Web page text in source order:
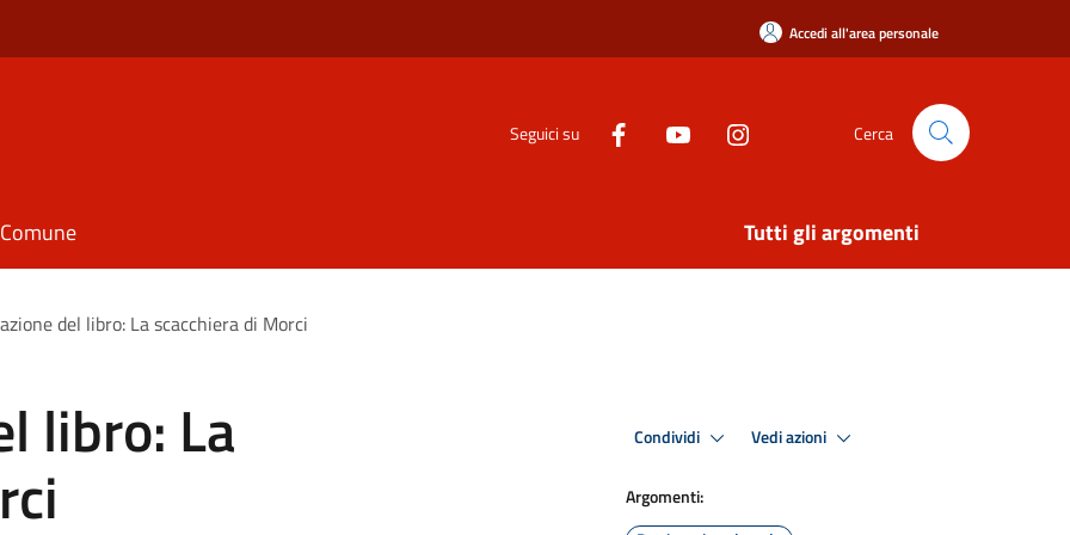
Accedi all'area personale
Seguici su Cerca
Tutti gli argomenti
del libro: La scacchiera di Morci
libro: La Condividi Vedi azioni
Argomenti: